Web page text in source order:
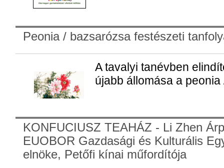
Peonia / bazsarózsa festészeti
A tavalyi tanévben
újabb állomása a
KONFUCIUSZ TEAHÁZ - Li Zhen
EUOBOR Gazdasági és Kulturális
elnöke, Petőfi kínai műfordítója